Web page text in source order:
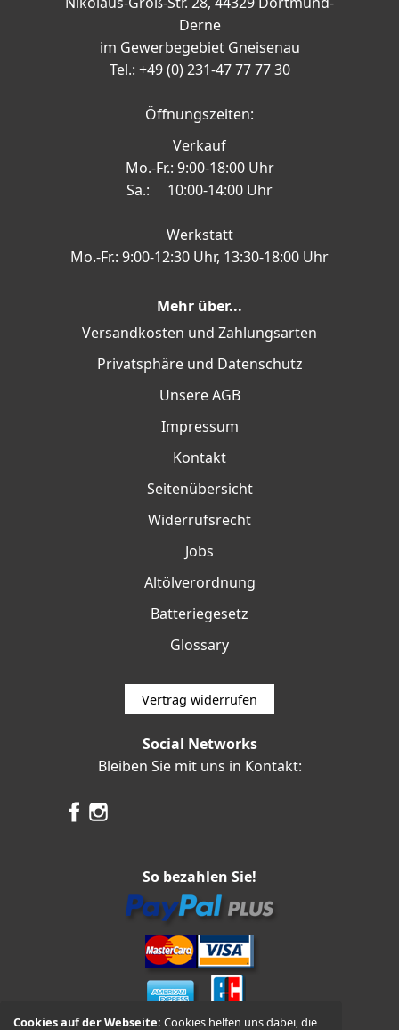
Cookies auf der Webseite:Cookies helfen uns dabei, die
Derne
im Gewerbegebiet Gneisenau
Tel.: +49 (0) 231-47 77 77 30
Öffnungszeiten:
Verkauf
Mo.-Fr.: 9:00-18:00 Uhr
Sa.: 10:00-14:00 Uhr
Werkstatt
Mo.-Fr.: 9:00-12:30 Uhr, 13:30-18:00 Uhr
Mehr über...
Versandkosten und Zahlungsarten
Privatsphäre und Datenschutz
Unsere AGB
Impressum
Kontakt
Seitenübersicht
Widerrufsrecht
Jobs
Altölverordnung
Batteriegesetz
Glossary
Vertrag widerrufen
Social Networks
Bleiben Sie mit uns in Kontakt:
So bezahlen Sie!